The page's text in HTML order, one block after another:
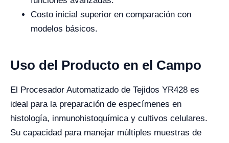
Costo inicial superior en comparación con
modelos básicos.
Uso del Producto en el Campo
El Procesador Automatizado de Tejidos YR428 es
ideal para la preparación de especímenes en
histología, inmunohistoquímica y cultivos celulares.
Su capacidad para manejar múltiples muestras de